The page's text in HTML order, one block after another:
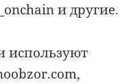
и другие.
используют